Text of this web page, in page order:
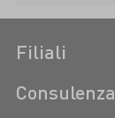
Filiali
Consulenza